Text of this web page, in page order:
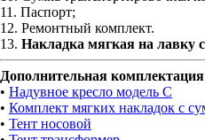
11. Паспорт;
12. Ремонтный комплект.
13. Накладка мягкая на лавку
Дополнительная комплектация
• Надувное кресло модель С
• Комплект мягких накладок с
• Тент носовой